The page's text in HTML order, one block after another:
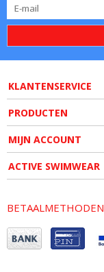
KLANTENSERVICE
PRODUCTEN
MIJN ACCOUNT
ACTIVE SWIMWEAR
BETAALMETHODEN